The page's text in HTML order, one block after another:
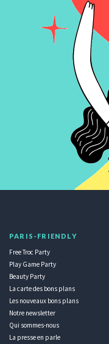
PARIS-FRIENDLY
Free Troc Party
Play Game Party
Beauty Party
La carte des bons plans
Les nouveaux bons plans
Notre newsletter
Qui sommes-nous
La presse en parle